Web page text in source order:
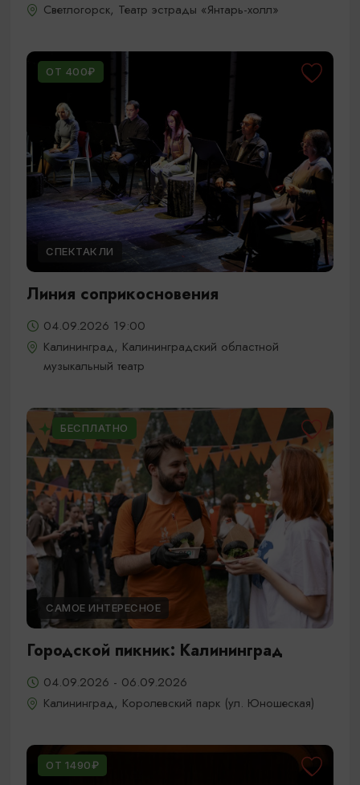
Светлогорск, Театр эстрады «Янтарь-холл»
ОТ 400₽
СПЕКТАКЛИ
Линия соприкосновения
04.09.2026 19:00
Калининград, Калининградский областной
музыкальный театр
БЕСПЛАТНО
САМОЕ ИНТЕРЕСНОЕ
Городской пикник: Калининград
04.09.2026 - 06.09.2026
Калининград, Королевский парк (ул. Юношеская)
ОТ 1490₽